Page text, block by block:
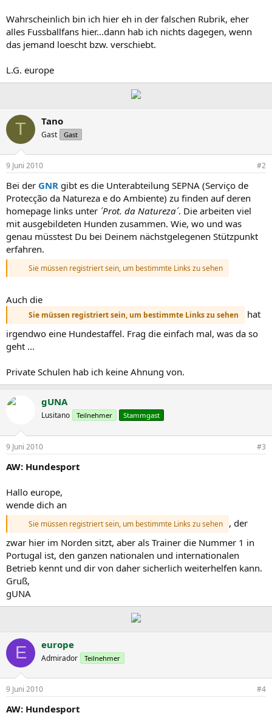
Wahrscheinlich bin ich hier eh in der falschen Rubrik, eher
alles Fussballfans hier...dann hab ich nichts dagegen, wenn
das jemand loescht bzw. verschiebt.
L.G. europe
T Tano
Gast Gast
9 Juni 2010 #2
Bei der GNR gibt es die Unterabteilung SEPNA (Serviço de
Protecção da Natureza e do Ambiente) zu finden auf deren
homepage links unter ´Prot. da Natureza´. Die arbeiten viel
mit ausgebildeten Hunden zusammen. Wie, wo und was
genau müsstest Du bei Deinem nächstgelegenen Stützpunkt
erfahren.
Sie müssen registriert sein, um bestimmte Links zu sehen
Auch die
Sie müssen registriert sein, um bestimmte Links zu sehen
hat
irgendwo eine Hundestaffel. Frag die einfach mal, was da so
geht ...
Private Schulen hab ich keine Ahnung von.
gUNA
Lusitano Teilnehmer Stammgast
9 Juni 2010 #3
AW: Hundesport
Hallo europe,
wende dich an
Sie müssen registriert sein, um bestimmte Links zu sehen
, der
zwar hier im Norden sitzt, aber als Trainer die Nummer 1 in
Portugal ist, den ganzen nationalen und internationalen
Betrieb kennt und dir von daher sicherlich weiterhelfen kann.
Gruß,
gUNA
E europe
Admirador Teilnehmer
9 Juni 2010 #4
AW: Hundesport